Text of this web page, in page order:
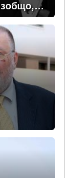
с него